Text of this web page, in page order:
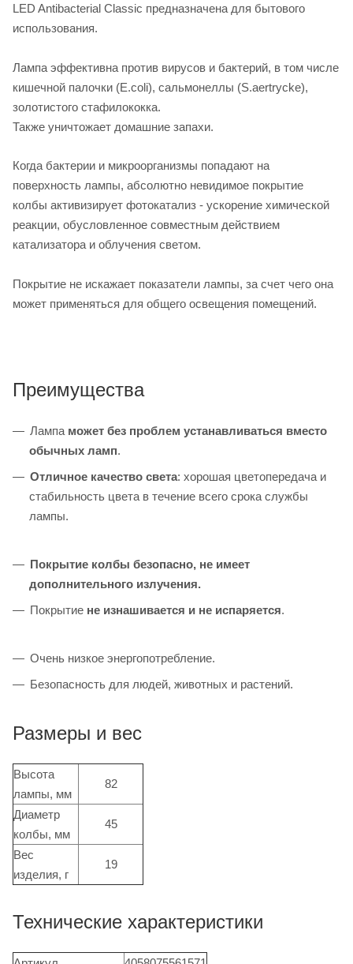
LED Antibacterial Classic предназначена для бытового
использования.
Лампа эффективна против вирусов и бактерий, в том числе
кишечной палочки (E.coli), сальмонеллы (S.aertrycke),
золотистого стафилококка.
Также уничтожает домашние запахи.
Когда бактерии и микроорганизмы попадают на
поверхность лампы, абсолютно невидимое покрытие
колбы активизирует фотокатализ - ускорение химической
реакции, обусловленное совместным действием
катализатора и облучения светом.
Покрытие не искажает показатели лампы, за счет чего она
может применяться для общего освещения помещений.
Преимущества
Лампа может без проблем устанавливаться вместо
обычных ламп.
Отличное качество света: хорошая цветопередача и
стабильность цвета в течение всего срока службы
лампы.
Покрытие колбы безопасно, не имеет
дополнительного излучения.
Покрытие не изнашивается и не испаряется.
Очень низкое энергопотребление.
Безопасность для людей, животных и растений.
Размеры и вес
Высота
лампы, мм
82
Диаметр
колбы, мм
45
Вес
изделия, г
19
Технические характеристики